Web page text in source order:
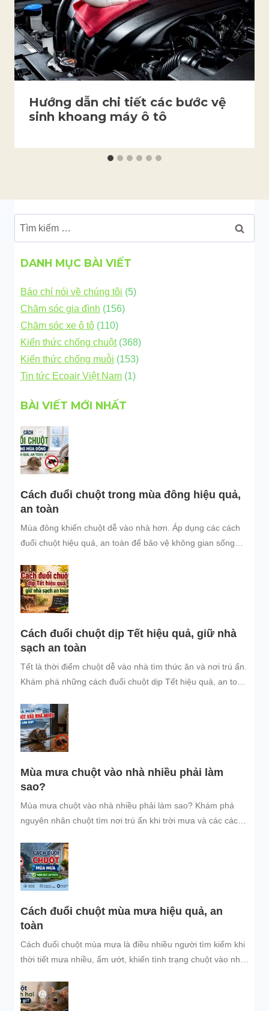
Hướng dẫn chi tiết các bước vệ
sinh khoang máy ô tô
Tìm
kiếm
cho:
DANH MỤC BÀI VIẾT
Báo chí nói về chúng tôi (5)
Chăm sóc gia đình (156)
Chăm sóc xe ô tô (110)
Kiến thức chống chuột(368)
Kiến thức chống muỗi (153)
Tin tức Ecoair Việt Nam (1)
BÀI VIẾT MỚI NHẤT
Cách đuổi chuột trong mùa đông hiệu quả,
an toàn
Mùa đông khiến chuột dễ vào nhà hơn. Áp dụng các cách
đuổi chuột hiệu quả, an toàn để bảo vệ không gian sống
Cách đuổi chuột dịp Tết hiệu quả, giữ nhà
sạch an toàn
Tết là thời điểm chuột dễ vào nhà tìm thức ăn và nơi trú ẩn.
Khám phá những cách đuổi chuột dịp Tết hiệu quả, an toàn
đình và đón năm mới an tâm.
Mùa mưa chuột vào nhà nhiều phải làm
sao?
Mùa mưa chuột vào nhà nhiều phải làm sao? Khám phá
nguyên nhân chuột tìm nơi trú ẩn khi trời mưa và các cách
bảo vệ không gian sống sạch sẽ.
Cách đuổi chuột mùa mưa hiệu quả, an
toàn
Cách đuổi chuột mùa mưa là điều nhiều người tìm kiếm khi
thời tiết mưa nhiều, ẩm ướt, khiến tình trạng chuột vào nhà